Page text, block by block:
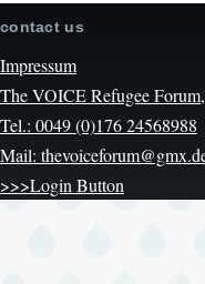
contact us
Impressum
The VOICE Refugee
Tel.: 0049 (0)176 24568988
Mail:
>>>Login Button